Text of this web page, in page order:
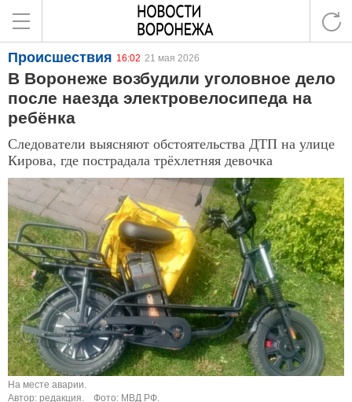
Происшествия 16:02 21 мая 2026
В Воронеже возбудили уголовное дело
после наезда электровелосипеда на
ребёнка
Следователи выясняют обстоятельства ДТП на улице
Кирова, где пострадала трёхлетняя девочка
На месте аварии.
Автор: редакция.
Фото: МВД РФ.